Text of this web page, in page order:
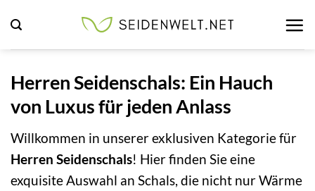
Inhalt
springen
Herren Seidenschals: Ein Hauch
von Luxus für jeden Anlass
Willkommen in unserer exklusiven Kategorie für
Herren Seidenschals! Hier finden Sie eine
exquisite Auswahl an Schals, die nicht nur Wärme